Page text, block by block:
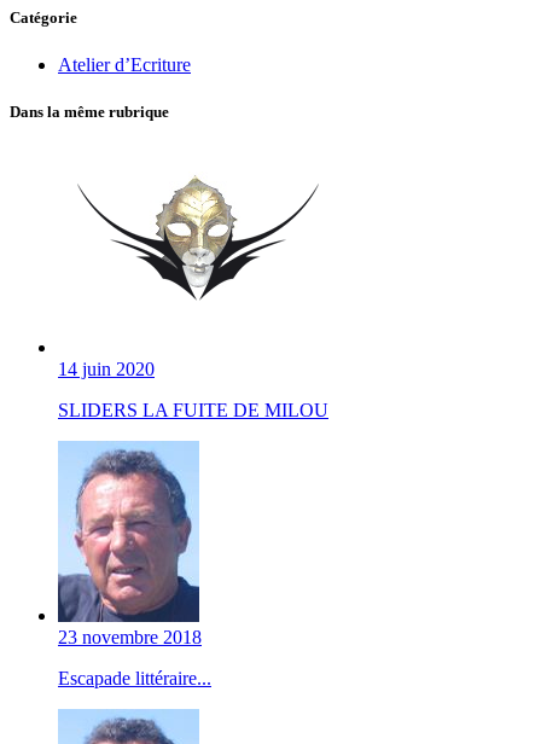
Catégorie
Atelier d’Ecriture
Dans la même rubrique
14 juin 2020
SLIDERS LA FUITE DE MILOU
23 novembre 2018
Escapade littéraire...